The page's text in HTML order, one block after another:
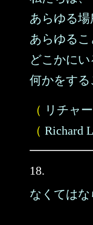
あらゆる場
あらゆるこ
どこかにい
何かをする
（ リチャ
（ Richard
18.
なくてはな